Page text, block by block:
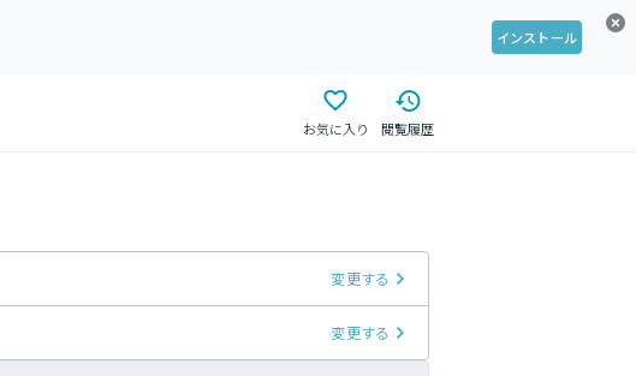
インストール
お気に入り 閲覧履歴
変更する
変更する